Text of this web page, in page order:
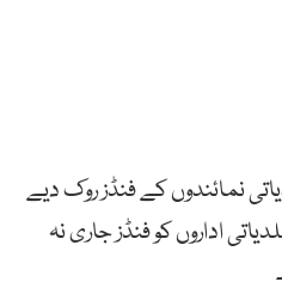
نمائندوں کے فنڈز روک دیے
اداروں کو فنڈز جاری نہ